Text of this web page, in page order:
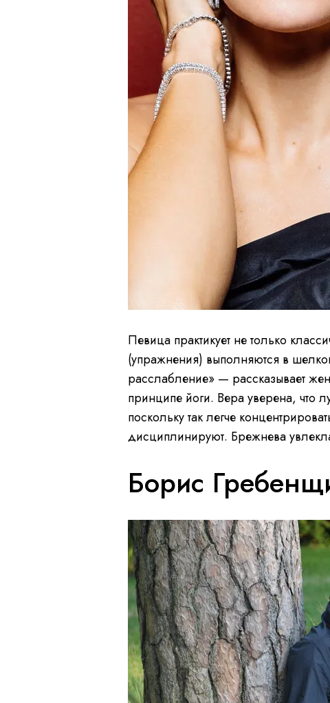
Певица практикует не только
(упражнения) выполняются в
расслабление» — рассказывает
принципе йоги. Вера уверена, что
поскольку так легче
дисциплинируют. Брежнева
Борис